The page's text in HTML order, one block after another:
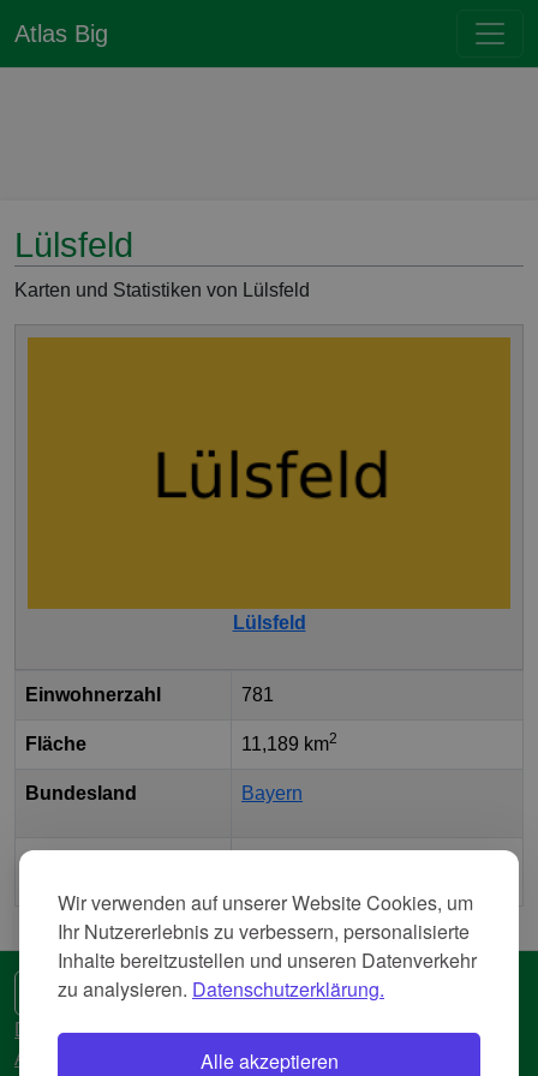
Wir verwenden auf unserer Website Cookies, um
Ihr Nutzererlebnis zu verbessern, personalisierte
Inhalte bereitzustellen und unseren Datenverkehr
zu analysieren. Datenschutzerklärung.
Alle akzeptieren
Atlas Big
Lülsfeld
Karten und Statistiken von Lülsfeld
Lülsfeld
Einwohnerzahl 781
Fläche 11,189 km2
Bundesland Bayern
🌍 Eine andere Sprache
Datenschutzerkläreung
AGB